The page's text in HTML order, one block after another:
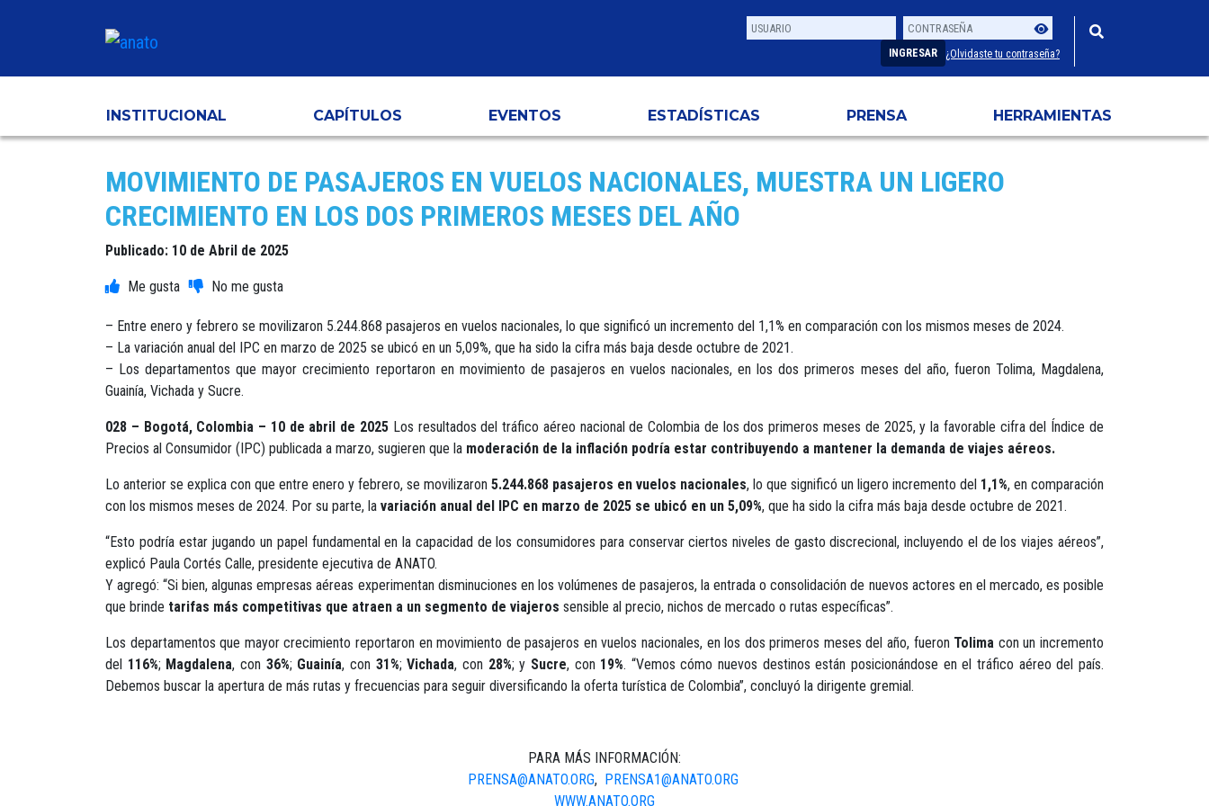
Usuario
Contraseña
INGRESAR ¿Olvidaste tu contraseña?
INSTITUCIONAL CAPÍTULOS EVENTOS ESTADÍSTICAS PRENSA HERRAMIENTAS
MOVIMIENTO DE PASAJEROS EN VUELOS NACIONALES, MUESTRA UN LIGERO
CRECIMIENTO EN LOS DOS PRIMEROS MESES DEL AÑO
Publicado: 10 de Abril de 2025
– Entre enero y febrero se movilizaron 5.244.868 pasajeros en vuelos nacionales, lo que significó un incremento del 1,1% en comparación con los mismos meses de 2024.
– La variación anual del IPC en marzo de 2025 se ubicó en un 5,09%, que ha sido la cifra más baja desde octubre de 2021.
– Los departamentos que mayor crecimiento reportaron en movimiento de pasajeros en vuelos nacionales, en los dos primeros meses del año, fueron Tolima, Magdalena,
Guainía, Vichada y Sucre.
028 – Bogotá, Colombia – 10 de abril de 2025 Los resultados del tráfico aéreo nacional de Colombia de los dos primeros meses de 2025, y la favorable cifra del Índice de
Precios al Consumidor (IPC) publicada a marzo, sugieren que la moderación de la inflación podría estar contribuyendo a mantener la demanda de viajes aéreos.
Lo anterior se explica con que entre enero y febrero, se movilizaron 5.244.868 pasajeros en vuelos nacionales, lo que significó un ligero incremento del 1,1%, en comparación
con los mismos meses de 2024. Por su parte, la variación anual del IPC en marzo de 2025 se ubicó en un 5,09%, que ha sido la cifra más baja desde octubre de 2021.
“Esto podría estar jugando un papel fundamental en la capacidad de los consumidores para conservar ciertos niveles de gasto discrecional, incluyendo el de los viajes aéreos”,
explicó Paula Cortés Calle, presidente ejecutiva de ANATO.
Y agregó: “Si bien, algunas empresas aéreas experimentan disminuciones en los volúmenes de pasajeros, la entrada o consolidación de nuevos actores en el mercado, es posible
que brinde tarifas más competitivas que atraen a un segmento de viajeros sensible al precio, nichos de mercado o rutas específicas”.
Los departamentos que mayor crecimiento reportaron en movimiento de pasajeros en vuelos nacionales, en los dos primeros meses del año, fueron Tolima con un incremento
del 116%; Magdalena, con 36%; Guainía, con 31%;Vichada, con 28%; y Sucre, con 19%. “Vemos cómo nuevos destinos están posicionándose en el tráfico aéreo del país.
Debemos buscar la apertura de más rutas y frecuencias para seguir diversificando la oferta turística de Colombia”, concluyó la dirigente gremial.
PARA MÁS INFORMACIÓN:
PRENSA@ANATO.ORG, PRENSA1@ANATO.ORG
WWW.ANATO.ORG